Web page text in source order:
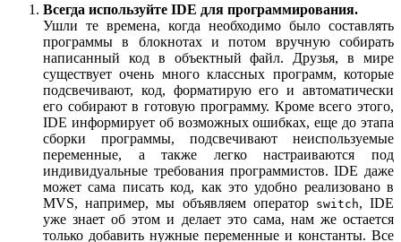
Всегда используйте IDE для программирования.
Ушли те времена, когда необходимо было составлять
программы в блокнотах и потом вручную собирать
написанный код в объектный файл. Друзья, в мире
существует очень много классных программ, которые
подсвечивают, код, форматирую его и автоматически
его собирают в готовую программу. Кроме всего этого,
IDE информирует об возможных ошибках, еще до этапа
сборки программы, подсвечивают неиспользуемые
переменные, а также легко настраиваются под
индивидуальные требования программистов. IDE даже
может сама писать код, как это удобно реализовано в
MVS, например, мы объявляем оператор switch, IDE
уже знает об этом и делает это сама, нам же остается
только добавить нужные переменные и константы. Все